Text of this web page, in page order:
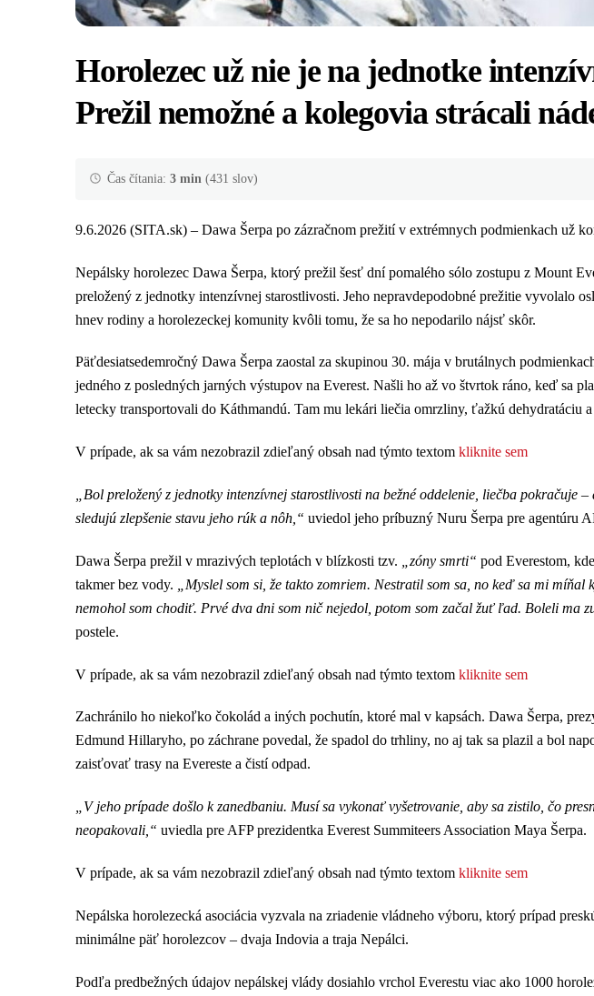
Horolezec už nie je na jednotke
Prežil nemožné a kolegovia strácali
Čas čítania:3 min (431 slov)
9.6.2026 (SITA.sk) – Dawa Šerpa po zázračnom prežití v extrémnych podmienkach už
Nepálsky horolezec Dawa Šerpa, ktorý prežil šesť dní pomalého sólo zostupu z Mount
preložený z jednotky intenzívnej starostlivosti. Jeho nepravdepodobné prežitie vyvolalo
hnev rodiny a horolezeckej komunity kvôli tomu, že sa ho nepodarilo nájsť skôr.
Päťdesiatsedemročný Dawa Šerpa zaostal za skupinou 30. mája v brutálnych
jedného z posledných jarných výstupov na Everest. Našli ho až vo štvrtok ráno, keď sa
letecky transportovali do Káthmandú. Tam mu lekári liečia omrzliny, ťažkú dehydratáciu
V prípade, ak sa vám nezobrazil zdieľaný obsah nad týmto textomkliknite sem
„Bol preložený z jednotky intenzívnej starostlivosti na bežné oddelenie, liečba pokračuje
sledujú zlepšenie stavu jeho rúk a nôh,“ uviedol jeho príbuzný Nuru Šerpa pre agentúru
Dawa Šerpa prežil v mrazivých teplotách v blízkosti tzv. „zóny smrti“ pod Everestom,
takmer bez vody.
„Myslel som si, že takto zomriem. Nestratil som sa, no keď sa mi
nemohol som chodiť. Prvé dva dni som nič nejedol, potom som začal žuť ľad. Boleli ma
postele.
V prípade, ak sa vám nezobrazil zdieľaný obsah nad týmto textomkliknite sem
Zachránilo ho niekoľko čokolád a iných pochutín, ktoré mal v kapsách. Dawa Šerpa,
Edmund Hillaryho, po záchrane povedal, že spadol do trhliny, no aj tak sa plazil a bol
zaisťovať trasy na Evereste a čistí odpad.
„V jeho prípade došlo k zanedbaniu. Musí sa vykonať vyšetrovanie, aby sa zistilo, čo
neopakovali,“ uviedla pre AFP prezidentka Everest Summiteers Association Maya Šerpa.
V prípade, ak sa vám nezobrazil zdieľaný obsah nad týmto textomkliknite sem
Nepálska horolezecká asociácia vyzvala na zriadenie vládneho výboru, ktorý prípad
minimálne päť horolezcov – dvaja Indovia a traja Nepálci.
Podľa predbežných údajov nepálskej vlády dosiahlo vrchol Everestu viac ako 1000